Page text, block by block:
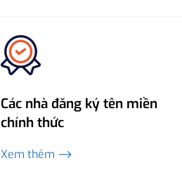
Các nhà đăng ký tên miền
chính thức
Xem thêm ⟶